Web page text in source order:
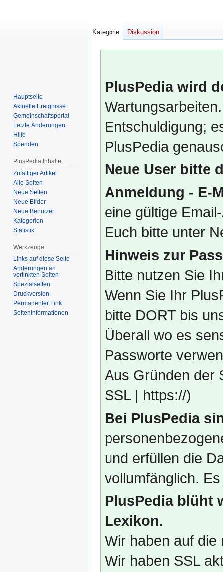
PlusPedia wird
Entschuldigung;
PlusPedia
Neue User bitte
Anmeldung - E-
eine gültige
Euch bitte unter
Hinweis zur
Bitte nutzen Sie
Wenn Sie Ihr
bitte DORT bis
Überall wo es
Passworte
Aus Gründen der
SSL | https://)
Bei PlusPedia
und erfüllen die
vollumfänglich.
PlusPedia blüht
Lexikon.
Wir haben auf die
Wir haben SSL
Kategorie Diskussion
Hauptseite
Aktuelle Ereignisse
Gemeinschafts­portal
Letzte Änderungen
Hilfe
Spenden
PlusPedia Inhalte
Zufälliger Artikel
Alle Seiten
Neue Seiten
Neue Bilder
Neue Benutzer
Kategorien
Statistik
Werkzeuge
Links auf diese Seite
Änderungen an
verlinkten Seiten
Spezialseiten
Druckversion
Permanenter Link
Seiten­­informationen